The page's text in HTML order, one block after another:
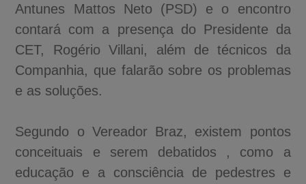
Antunes Mattos Neto (PSD) e o encontro
contará com a presença do Presidente da
CET, Rogério Villani, além de técnicos da
Companhia, que falarão sobre os problemas
e as soluções.
Segundo o Vereador Braz, existem pontos
conceituais e serem debatidos , como a
educação e a consciência de pedestres e